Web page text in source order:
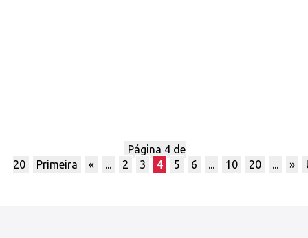
Página 4 de
20
Primeira « ... 2 3 4 5 6 ... 10 20 ... »